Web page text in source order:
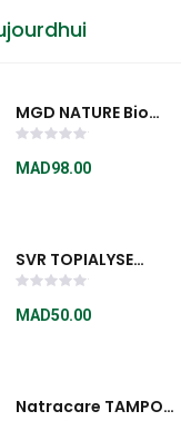
MGD NATURE Bio
Eleuthérocoque 90
Gelules
MAD98.00
SVR TOPIALYSE
STICK LÈVRES 4 G
MAD50.00
Natracare TAMPON